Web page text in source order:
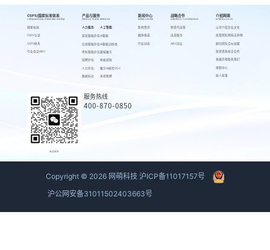
CSPS/国家标准体系
CSPS/NATIONAL STANDARD SYSTEM
国家标准
CSPS认证
CSPS体系
行业会议AIEC
产品与服务
PRODUCTS AND SERVICES
人力服务
游戏客服外包
在线客服外包
呼叫客服外包
招聘外包
人力外包
数据标注
人工智能
AI客服
AI客服训练场
客服魔方
蚂蚁绩效
魔方AI质检VOC
来呗智聘
新闻中心
NEWS CENTER
新闻资讯
媒体报道
行业动态
战略合作
STRATEGIC COOPERATION
跨境代运营
出海服务
AIEC论坛
介绍网萌
INTRODUCE US
公司介绍
高管团队
顾问团队
荣誉资质
发展历程
视频中心
萌人萌事
企业文化
网萌吉祥物
合伙加盟
校企合作
联系我们
商务联系
服务热线
400-870-0850
Copyright © 2026 网萌科技 沪ICP备11017157号
沪公网安备31011502403663号